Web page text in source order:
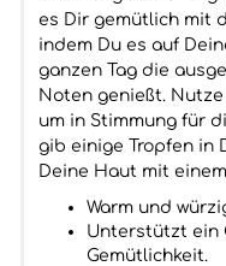
es Dir gemütlich mit
indem Du es auf
ganzen Tag die
Noten genießt.
um in Stimmung für
gib einige Tropfen in
Deine Haut mit
Warm und
Unterstützt ein
Gemütlichkeit.